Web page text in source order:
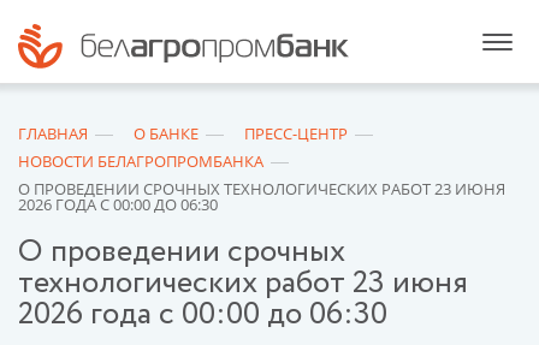
ГЛАВНАЯ О БАНКЕ
ПРЕСС-ЦЕНТР
НОВОСТИ БЕЛАГРОПРОМБАНКА
О ПРОВЕДЕНИИ СРОЧНЫХ ТЕХНОЛОГИЧЕСКИХ РАБОТ 23 ИЮНЯ
2026 ГОДА С 00:00 ДО 06:30
О проведении срочных
технологических работ 23 июня
2026 года с 00:00 до 06:30